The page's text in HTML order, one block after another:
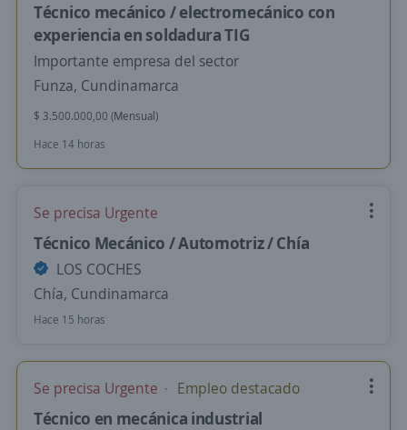
Técnico mecánico / electromecánico con
experiencia en soldadura TIG
Importante empresa del sector
Funza, Cundinamarca
$ 3.500.000,00 (Mensual)
Hace 14 horas
Se precisa Urgente
Técnico Mecánico / Automotriz / Chía
LOS COCHES
Chía, Cundinamarca
Hace 15 horas
Se precisa Urgente Empleo destacado
Técnico en mecánica industrial